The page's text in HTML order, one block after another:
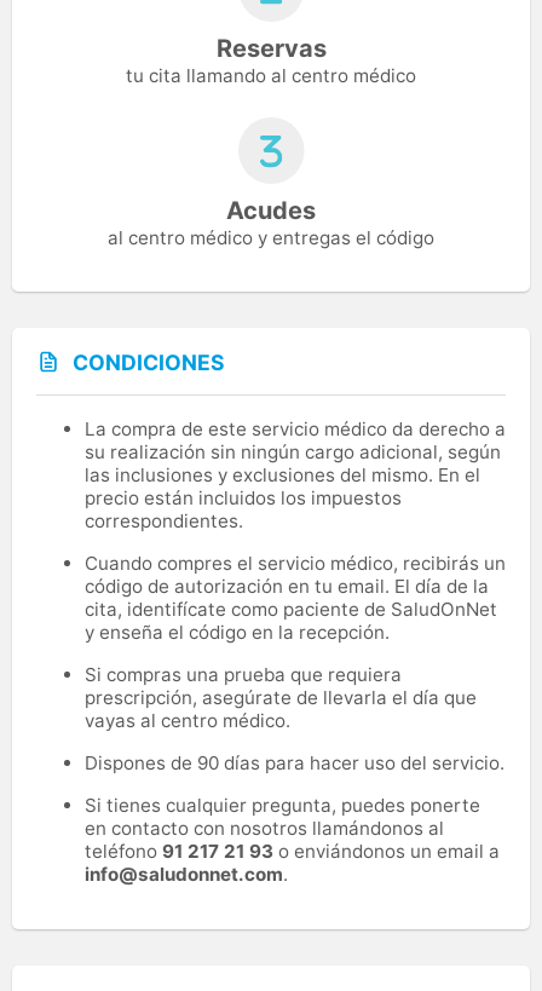
Reservas
tu cita llamando al centro médico
Acudes
al centro médico y entregas el código
CONDICIONES
La compra de este servicio médico da derecho a
su realización sin ningún cargo adicional, según
las inclusiones y exclusiones del mismo. En el
precio están incluidos los impuestos
correspondientes.
Cuando compres el servicio médico, recibirás un
código de autorización en tu email. El día de la
cita, identifícate como paciente de SaludOnNet
y enseña el código en la recepción.
Si compras una prueba que requiera
prescripción, asegúrate de llevarla el día que
vayas al centro médico.
Dispones de 90 días para hacer uso del servicio.
Si tienes cualquier pregunta, puedes ponerte
en contacto con nosotros llamándonos al
teléfono 91 217 21 93 o enviándonos un email a
info@saludonnet.com.